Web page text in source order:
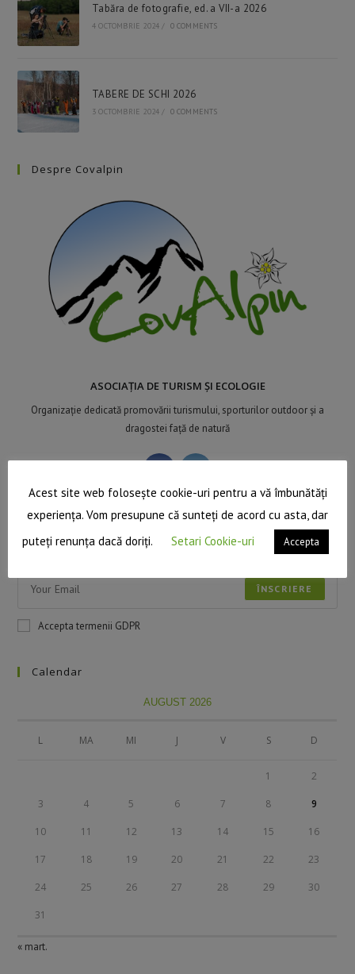
Tabăra de fotografie, ed. a VII-a 2026
4 OCTOMBRIE 2024 / 0 COMMENTS
TABERE DE SCHI 2026
3 OCTOMBRIE 2024 / 0 COMMENTS
Despre Covalpin
ASOCIAȚIA DE TURISM ȘI ECOLOGIE
Organizație dedicată promovării turismului, sporturilor outdoor și a
dragostei față de natură
Newsletter
Primește noutăți direct la tine în mail!
ÎNSCRIERE
Accepta termenii GDPR
Calendar
AUGUST 2026
L MA MI J V S D
1 2
3 4 5 6 7 8 9
10 11 12 13 14 15 16
17 18 19 20 21 22 23
24 25 26 27 28 29 30
31
« mart.
Acest site web folosește cookie-uri pentru a vă îmbunătăți
experiența. Vom presupune că sunteți de acord cu asta, dar
puteți renunța dacă doriți.
Setari Cookie-uri Accepta